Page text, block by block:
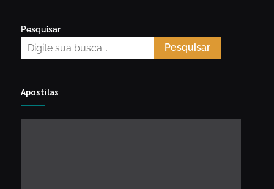
Pesquisar
Pesquisar
Apostilas